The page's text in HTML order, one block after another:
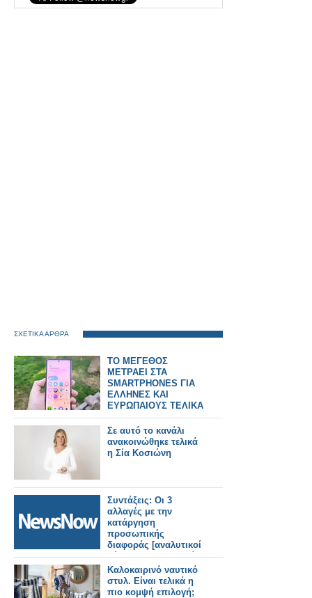
ΣΧΕΤΙΚΑ ΑΡΘΡΑ
ΤΟ ΜΕΓΕΘΟΣ
ΜΕΤΡΑΕΙ ΣΤΑ
SMARTPHONES ΓΙΑ
ΕΛΛΗΝΕΣ ΚΑΙ
ΕΥΡΩΠΑΙΟΥΣ ΤΕΛΙΚΑ
Σε αυτό το κανάλι
ανακοινώθηκε τελικά
η Σία Κοσιώνη
Συντάξεις: Οι 3
αλλαγές με την
κατάργηση
προσωπικής
διαφοράς [αναλυτικοί
πίνακες με τα τελικά
ποσά για όλα τα
ταμεία.
Καλοκαιρινό ναυτικό
στυλ. Είναι τελικά η
πιο κομψή επιλογή;